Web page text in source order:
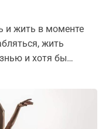
и жить в моменте
жить
и хотя бы
мобильные
видами